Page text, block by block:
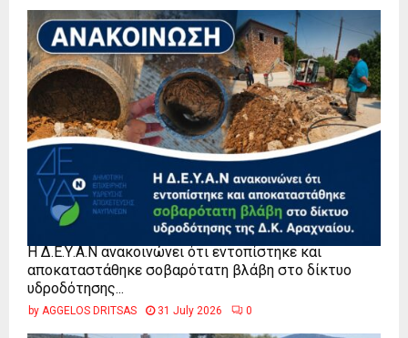
Η Δ.Ε.Υ.Α.Ν ανακοινώνει ότι εντοπίστηκε και
αποκαταστάθηκε σοβαρότατη βλάβη στο δίκτυο
υδροδότησης...
by AGGELOS DRITSAS 31 July 2026 0